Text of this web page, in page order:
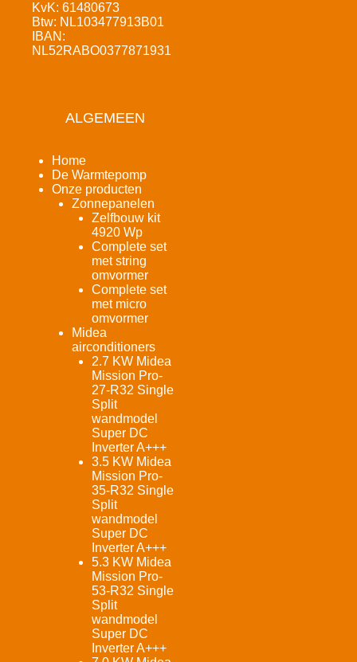
KvK: 61480673
Btw: NL103477913B01
IBAN:
NL52RABO0377871931
ALGEMEEN
Home
De Warmtepomp
Onze producten
Zonnepanelen
Zelfbouw kit
4920 Wp
Complete set
met string
omvormer
Complete set
met micro
omvormer
Midea
airconditioners
2.7 KW Midea
Mission Pro-
27-R32 Single
Split
wandmodel
Super DC
Inverter A+++
3.5 KW Midea
Mission Pro-
35-R32 Single
Split
wandmodel
Super DC
Inverter A+++
5.3 KW Midea
Mission Pro-
53-R32 Single
Split
wandmodel
Super DC
Inverter A+++